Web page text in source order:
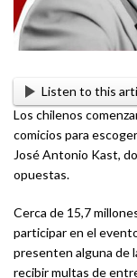
Listen to this
Los chilenos
comicios para
José Antonio Kast,
opuestas.
Cerca de 15,7
participar en el
presenten alguna de
recibir multas de